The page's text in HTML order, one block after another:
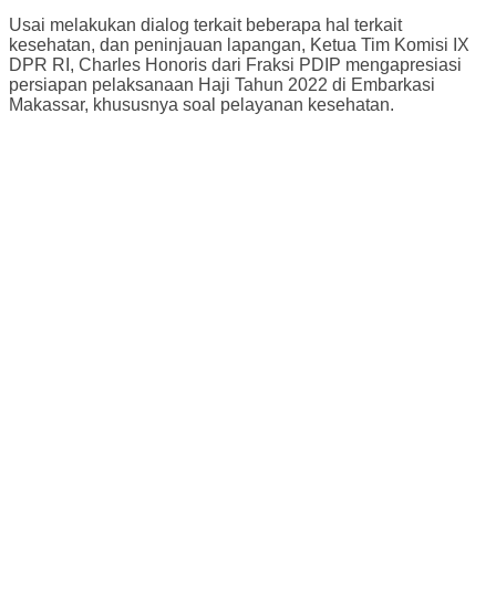
Usai melakukan dialog terkait beberapa hal terkait
kesehatan, dan peninjauan lapangan, Ketua Tim Komisi IX
DPR RI, Charles Honoris dari Fraksi PDIP mengapresiasi
persiapan pelaksanaan Haji Tahun 2022 di Embarkasi
Makassar, khususnya soal pelayanan kesehatan.